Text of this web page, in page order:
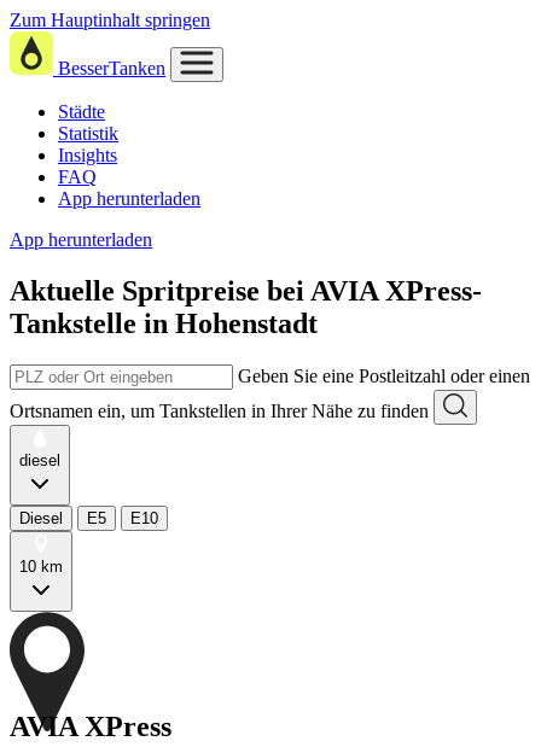
Zum Hauptinhalt springen
BesserTanken
Städte
Statistik
Insights
FAQ
App herunterladen
App herunterladen
Aktuelle Spritpreise bei AVIA XPress-
Tankstelle in Hohenstadt
Geben Sie eine Postleitzahl oder einen
Ortsnamen ein, um Tankstellen in Ihrer Nähe zu finden
diesel
Diesel E5 E10
10 km
AVIA XPress